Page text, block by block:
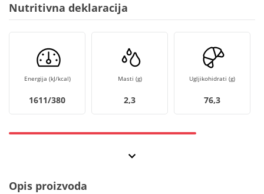
Nutritivna deklaracija
Energija (kJ/kcal)
1611/380
Masti (g)
2,3
Ugljikohidrati (g)
76,3
Opis proizvoda